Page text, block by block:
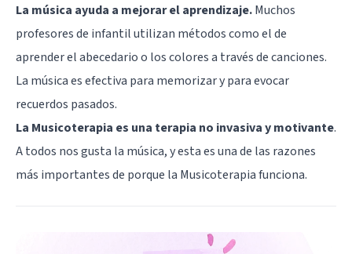
La música ayuda a mejorar el aprendizaje.Muchos
profesores de infantil utilizan métodos como el de
aprender el abecedario o los colores a través de canciones.
La música es efectiva para memorizar y para evocar
recuerdos pasados.
La Musicoterapia es una terapia no invasiva y motivante.
A todos nos gusta la música, y esta es una de las razones
más importantes de porque la Musicoterapia funciona.